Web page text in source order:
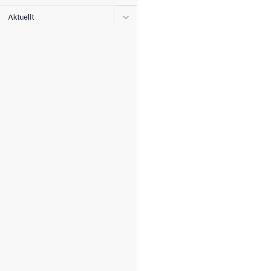
Aktuellt Undermeny för Aktuellt